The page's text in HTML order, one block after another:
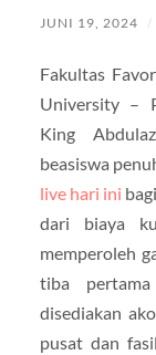
JUNI 19, 2024 /
Fakultas
University –
King
beasiswa
live hari ini
dari biaya
memperoleh
tiba
disediakan
pusat dan